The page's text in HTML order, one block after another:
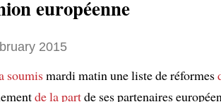
européenne
2015
soumismardi matin une liste de réformes
de la partde ses partenaires